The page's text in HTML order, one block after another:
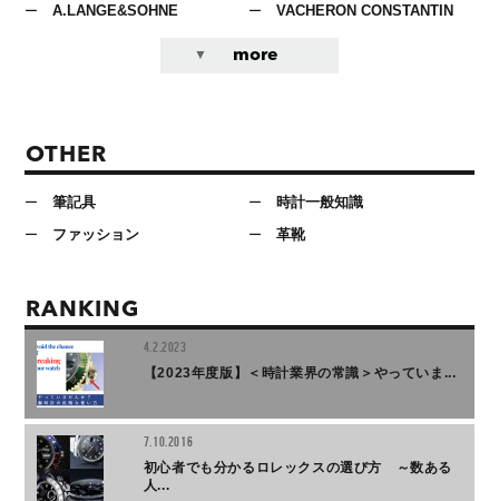
A.LANGE&SOHNE
VACHERON CONSTANTIN
more
OTHER
筆記具
時計一般知識
ファッション
革靴
RANKING
4.2.2023
【2023年度版】＜時計業界の常識＞やっていま...
7.10.2016
初心者でも分かるロレックスの選び方 ～数ある
人...